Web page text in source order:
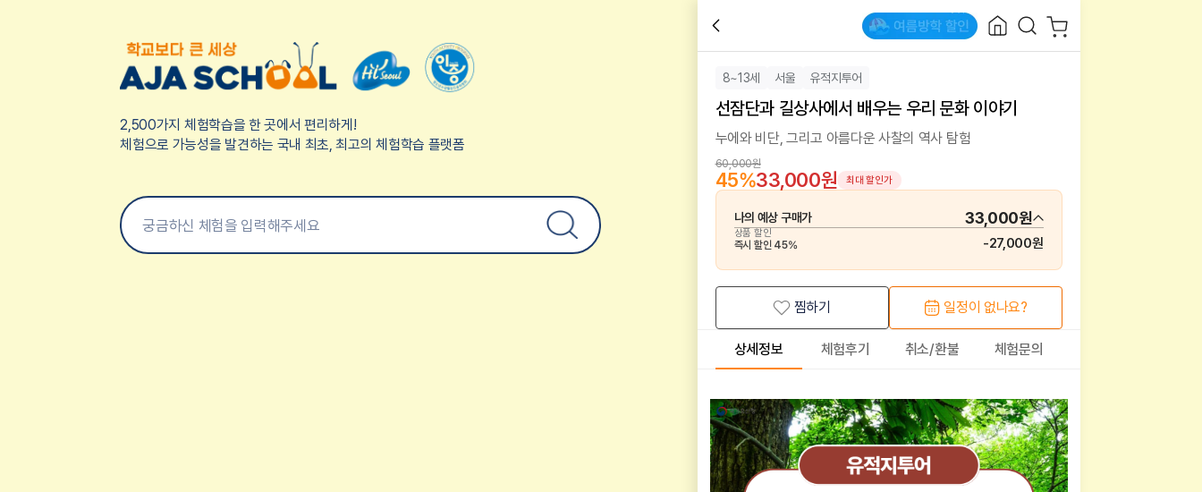
2,500가지 체험학습을 한 곳에서 편리하게!
체험으로 가능성을 발견하는 국내 최초, 최고의 체험학습 플랫폼
8~13세 서울 유적지투어
선잠단과 길상사에서 배우는 우리 문화 이야기
누에와 비단, 그리고 아름다운 사찰의 역사 탐험
60,000원
45%33,000원 최대 할인가
나의 예상 구매가 33,000원
상품 할인
즉시 할인 45% -27,000원
찜하기 일정이 없나요?
상세정보 체험후기 취소/환불 체험문의